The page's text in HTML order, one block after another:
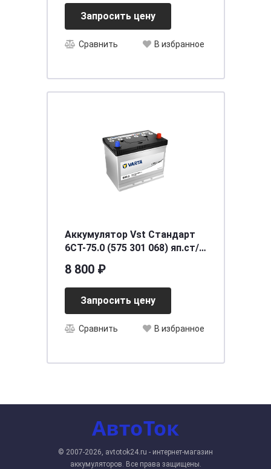
Запросить цену
Сравнить В избранное
Аккумулятор Vst Стандарт
6CT-75.0 (575 301 068) яп.ст/
8 800 ₽
Запросить цену
Сравнить В избранное
© 2007-2026, avtotok24.ru - интернет-магазин
аккумуляторов. Все права защищены.